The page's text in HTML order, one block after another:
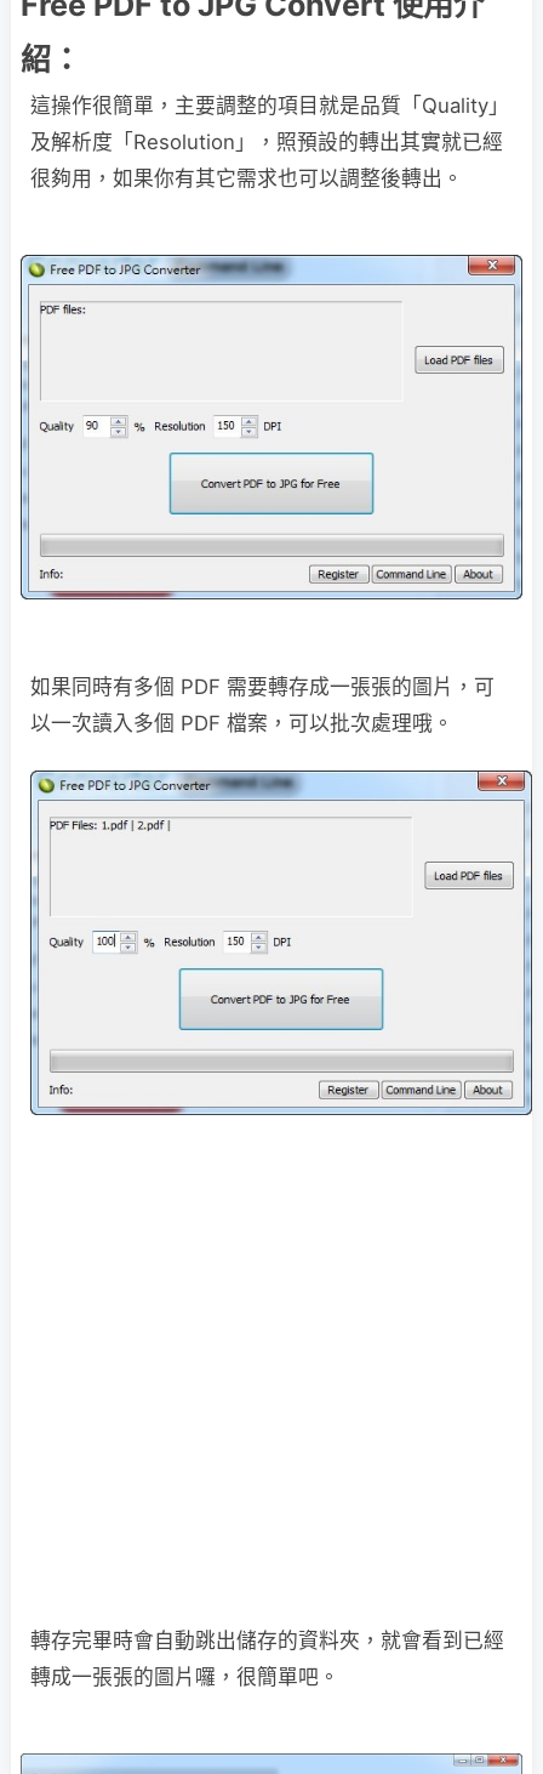
紹：
這操作很簡單，主要調整的項目就是品質「Quality」
及解析度「Resolution」，照預設的轉出其實就已經
很夠用，如果你有其它需求也可以調整後轉出。
如果同時有多個 PDF 需要轉存成一張張的圖片，可
以一次讀入多個 PDF 檔案，可以批次處理哦。
轉存完畢時會自動跳出儲存的資料夾，就會看到已經
轉成一張張的圖片囉，很簡單吧。